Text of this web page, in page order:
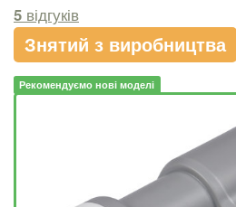
5 відгуків
Знятий з виробництва
Рекомендуємо нові моделі